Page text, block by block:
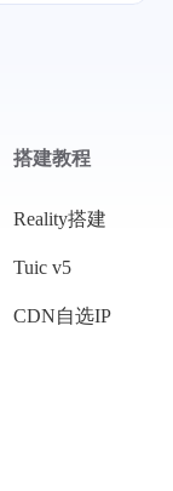
搭建教程
Reality搭建
Tuic v5
CDN自选IP